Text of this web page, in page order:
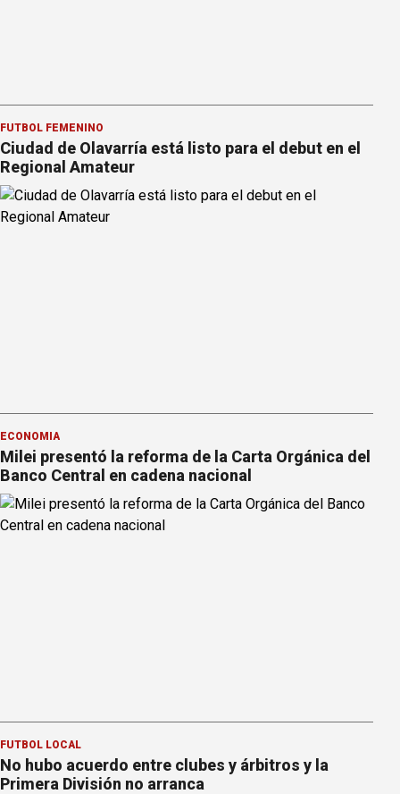
FÚTBOL FEMENINO
Ciudad de Olavarría está listo para el debut en el
Regional Amateur
ECONOMÍA
Milei presentó la reforma de la Carta Orgánica del
Banco Central en cadena nacional
FÚTBOL LOCAL
No hubo acuerdo entre clubes y árbitros y la
Primera División no arranca